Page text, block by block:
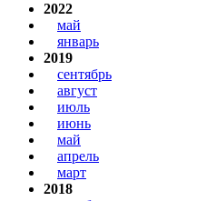
2022
май
январь
2019
сентябрь
август
июль
июнь
май
апрель
март
2018